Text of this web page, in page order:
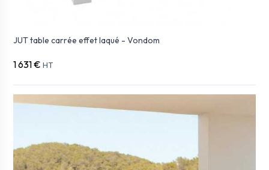
JUT table carrée effet laqué - Vondom
1 631 € HT